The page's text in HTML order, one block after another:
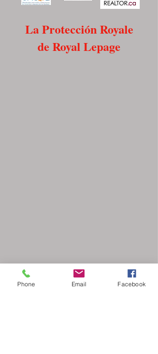
La Protección Royale
de Royal Lepage
Phone Email Facebook